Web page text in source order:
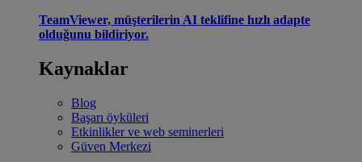
TeamViewer, müşterilerin AI teklifine hızlı adapte
olduğunu bildiriyor.
Kaynaklar
Blog
Başarı öyküleri
Etkinlikler ve web seminerleri
Güven Merkezi